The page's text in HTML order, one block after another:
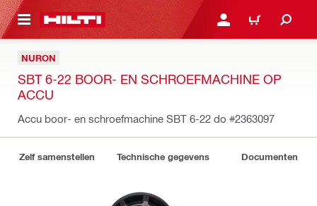
HOOFDINHOUD AANMELDEN OF
WINKELWAGEN
NURON
SBT 6-22 BOOR- EN SCHROEFMACHINE OP
ACCU
Accu boor- en schroefmachine SBT 6-22 do #2363097
Zelf samenstellen Technische gegevens Documenten